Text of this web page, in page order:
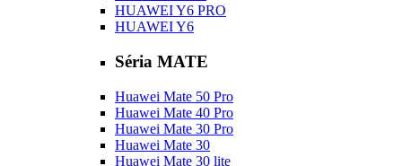
HUAWEI Y6 PRO
HUAWEI Y6
Séria MATE
Huawei Mate 50 Pro
Huawei Mate 40 Pro
Huawei Mate 30 Pro
Huawei Mate 30
Huawei Mate 30 lite